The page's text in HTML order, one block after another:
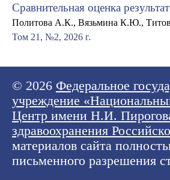
Сравнительная оценка
Политова А.К., Вязьмина К.Ю.,
Том 21, №2, 2026 г.
© 2026 Федеральное
учреждение
Центр имени Н.И.
здравоохранения
материалов сайта
письменного разрешения